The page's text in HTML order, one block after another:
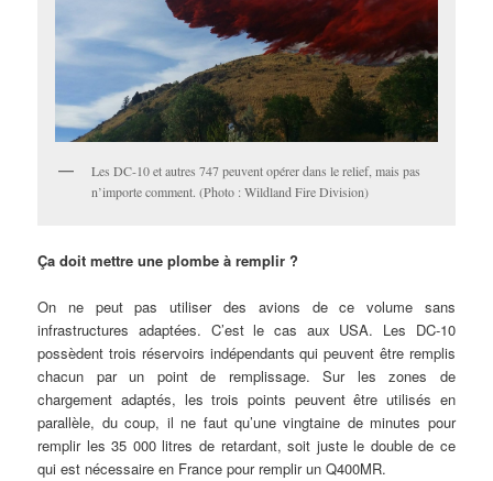
Les DC-10 et autres 747 peuvent opérer dans le relief, mais pas
n’importe comment. (Photo : Wildland Fire Division)
Ça doit mettre une plombe à remplir ?
On ne peut pas utiliser des avions de ce volume sans
infrastructures adaptées. C’est le cas aux USA. Les DC-10
possèdent trois réservoirs indépendants qui peuvent être remplis
chacun par un point de remplissage. Sur les zones de
chargement adaptés, les trois points peuvent être utilisés en
parallèle, du coup, il ne faut qu’une vingtaine de minutes pour
remplir les 35 000 litres de retardant, soit juste le double de ce
qui est nécessaire en France pour remplir un Q400MR.